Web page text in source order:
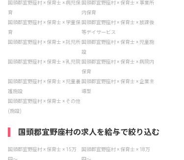
国頭郡宜野座村 × 保育士 × 病児保
育
国頭郡宜野座村 × 保育士 × 事業所
内保育
国頭郡宜野座村 × 保育士 × 学童保
育
国頭郡宜野座村 × 保育士 × 放課後
等デイサービス
国頭郡宜野座村 × 保育士 × 託児所 国頭郡宜野座村 × 保育士 × 児童施
設
国頭郡宜野座村 × 保育士 × 乳児院 国頭郡宜野座村 × 保育士 × 病院内
保育
国頭郡宜野座村 × 保育士 × 児童養
護施設
国頭郡宜野座村 × 保育士 × 企業主
導型
国頭郡宜野座村 × 保育士 × その他
(施設)
国頭郡宜野座村の求人を給与で絞り込む
国頭郡宜野座村 × 保育士 × 15万
国頭郡宜野座村 × 保育士 × 18万